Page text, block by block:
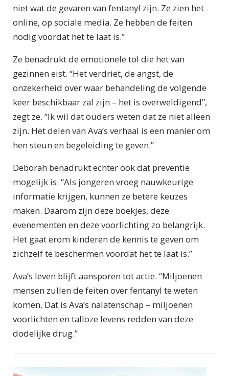
niet wat de gevaren van fentanyl zijn. Ze zien het
online, op sociale media. Ze hebben de feiten
nodig voordat het te laat is.”
Ze benadrukt de emotionele tol die het van
gezinnen eist. “Het verdriet, de angst, de
onzekerheid over waar behandeling de volgende
keer beschikbaar zal zijn – het is overweldigend”,
zegt ze. “Ik wil dat ouders weten dat ze niet alleen
zijn. Het delen van Ava’s verhaal is een manier om
hen steun en begeleiding te geven.”
Deborah benadrukt echter ook dat preventie
mogelijk is. “Als jongeren vroeg nauwkeurige
informatie krijgen, kunnen ze betere keuzes
maken. Daarom zijn deze boekjes, deze
evenementen en deze voorlichting zo belangrijk.
Het gaat erom kinderen de kennis te geven om
zichzelf te beschermen voordat het te laat is.”
Ava’s leven blijft aansporen tot actie. “Miljoenen
mensen zullen de feiten over fentanyl te weten
komen. Dat is Ava’s nalatenschap – miljoenen
voorlichten en talloze levens redden van deze
dodelijke drug.”